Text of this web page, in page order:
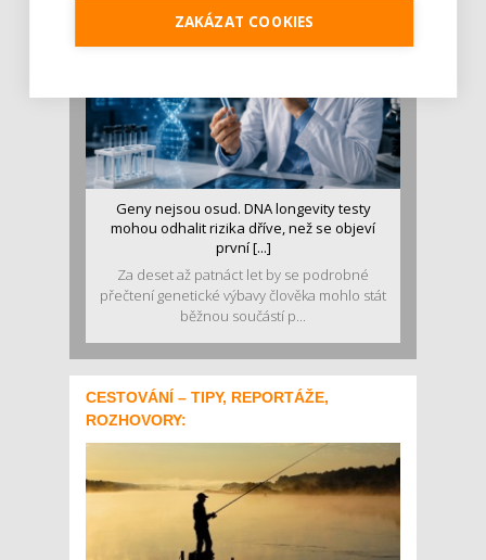
Geny nejsou osud. DNA longevity testy
mohou odhalit rizika dříve, než se objeví
první [...]
Za deset až patnáct let by se podrobné
přečtení genetické výbavy člověka mohlo stát
běžnou součástí p...
CESTOVÁNÍ – TIPY, REPORTÁŽE,
ROZHOVORY:
ZAKÁZAT COOKIES